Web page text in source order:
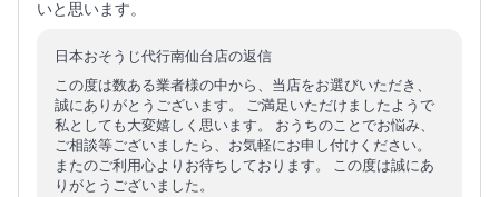
いと思います。
日本おそうじ代行南仙台店の返信
この度は数ある業者様の中から、当店をお選びいただき、
誠にありがとうございます。 ご満足いただけましたようで
私としても大変嬉しく思います。 おうちのことでお悩み、
ご相談等ございましたら、お気軽にお申し付けください。
またのご利用心よりお待ちしております。 この度は誠にあ
りがとうございました。